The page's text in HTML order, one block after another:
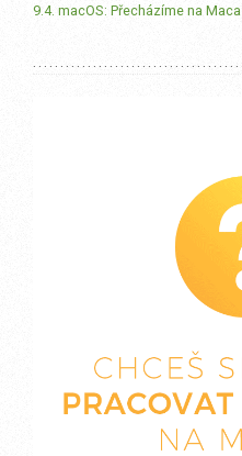
9.4. macOS: Přecházíme na Maca